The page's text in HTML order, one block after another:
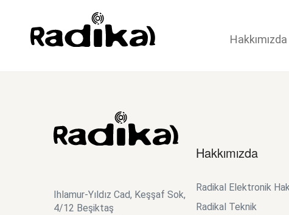
Hakkımızda
Ihlamur-Yıldız Cad, Keşşaf Sok,
4/12 Beşiktaş
Hakkımızda
Radikal Elektronik
Radikal Teknik